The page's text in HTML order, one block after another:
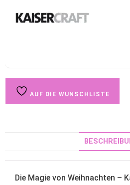
AUF DIE WUNSCHLISTE
Die Magie von Weihnachten –